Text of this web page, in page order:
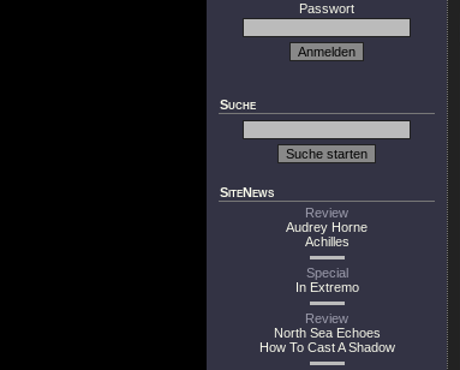
Passwort
Suche
SiteNews
Review
Audrey Horne
Achilles
Special
In Extremo
Review
North Sea Echoes
How To Cast A Shadow